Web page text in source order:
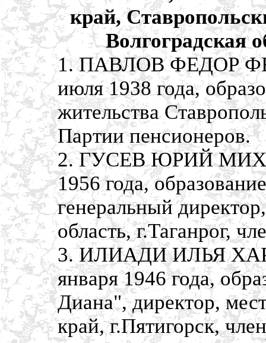
край,
Волгоградская
1. ПАВЛОВ ФЕДОР
июля 1938 года,
жительства
Партии пенсионеров.
2. ГУСЕВ ЮРИЙ
1956 года,
генеральный
область, г.Таганрог,
3. ИЛИАДИ ИЛЬЯ
января 1946 года,
Диана", директор,
край, г.Пятигорск,